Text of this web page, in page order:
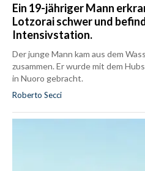
Ein 19-jähriger Mann
Lotzorai schwer und
Intensivstation.
Der junge Mann kam aus dem
zusammen. Er wurde mit dem
in Nuoro gebracht.
Roberto Secci